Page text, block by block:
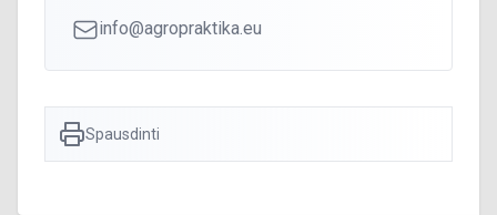
info@agropraktika.eu
Spausdinti